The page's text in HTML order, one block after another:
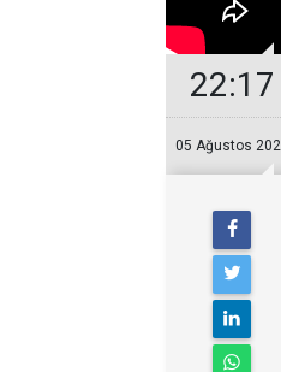
22:17
05 Ağustos